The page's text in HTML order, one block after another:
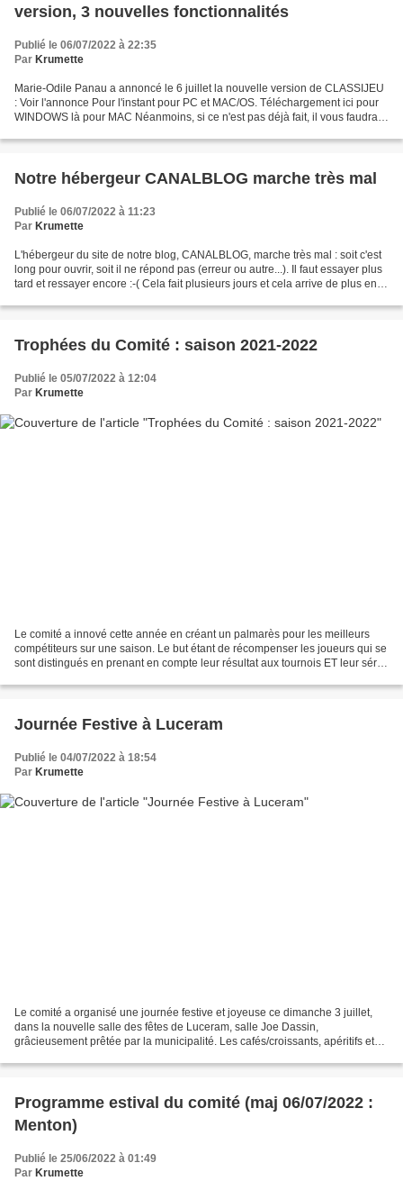
version, 3 nouvelles fonctionnalités
Publié le 06/07/2022 à 22:35
Par Krumette
Marie-Odile Panau a annoncé le 6 juillet la nouvelle version de CLASSIJEU
: Voir l'annonce Pour l'instant pour PC et MAC/OS. Téléchargement ici pour
WINDOWS là pour MAC Néanmoins, si ce n'est pas déjà fait, il vous faudra
Notre hébergeur CANALBLOG marche très mal
Publié le 06/07/2022 à 11:23
Par Krumette
L'hébergeur du site de notre blog, CANALBLOG, marche très mal : soit c'est
long pour ouvrir, soit il ne répond pas (erreur ou autre...). Il faut essayer plus
tard et ressayer encore :-( Cela fait plusieurs jours et cela arrive de plus en
Trophées du Comité : saison 2021-2022
Publié le 05/07/2022 à 12:04
Par Krumette
Le comité a innové cette année en créant un palmarès pour les meilleurs
compétiteurs sur une saison. Le but étant de récompenser les joueurs qui se
sont distingués en prenant en compte leur résultat aux tournois ET leur série
Journée Festive à Luceram
Publié le 04/07/2022 à 18:54
Par Krumette
Le comité a organisé une journée festive et joyeuse ce dimanche 3 juillet,
dans la nouvelle salle des fêtes de Luceram, salle Joe Dassin,
grâcieusement prêtée par la municipalité. Les cafés/croissants, apéritifs et
Programme estival du comité (maj 06/07/2022 :
Menton)
Publié le 25/06/2022 à 01:49
Par Krumette